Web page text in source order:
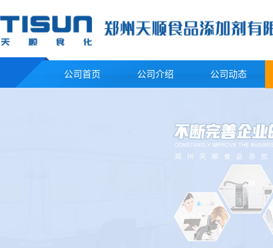
公司首页 公司介绍 公司动态